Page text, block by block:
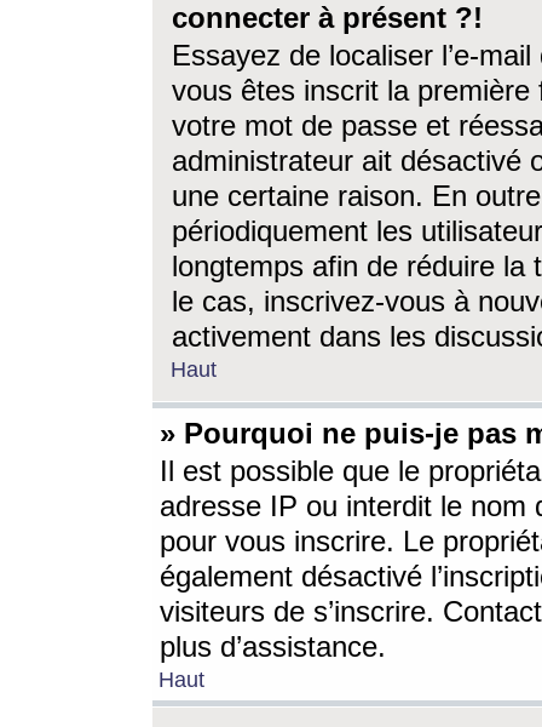
connecter à présent ?!
Essayez de localiser l’e-
vous êtes inscrit la première
votre mot de passe et
administrateur ait désactivé
une certaine raison. En
périodiquement les
longtemps afin de réduire la
le cas, inscrivez-vous à
activement dans les
Haut
» Pourquoi ne puis-je pas
Il est possible que le
adresse IP ou interdit le nom
pour vous inscrire. Le
également désactivé
visiteurs de s’inscrire.
plus d’assistance.
Haut